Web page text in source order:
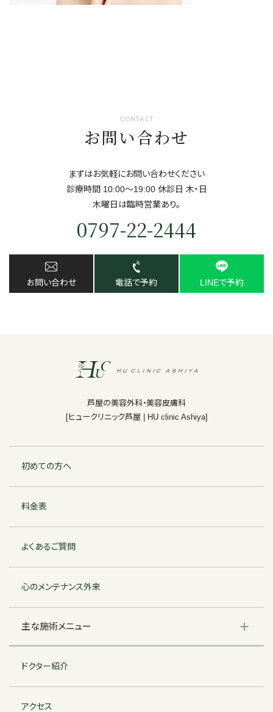
CONTACT
お問い合わせ
まずはお気軽にお問い合わせください
診療時間 10:00～19:00 休診日 ⽊・⽇
⽊曜日は臨時営業あり。
0797-22-2444
お問い合わせ 電話で予約 LINEで予約
芦屋の美容外科・美容皮膚科
[ヒュークリニック芦屋 | HU clinic Ashiya]
初めての方へ
料金表
よくあるご質問
心のメンテナンス外来
主な施術メニュー
ドクター紹介
アクセス